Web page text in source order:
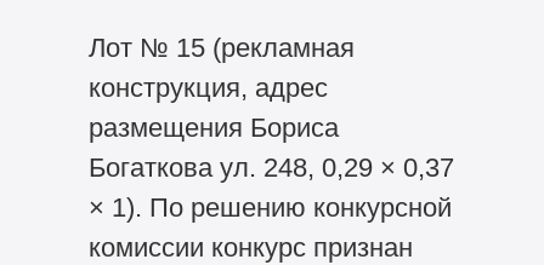
Лот № 15 (рекламная
конструкция, адрес
размещения Бориса
Богаткова ул. 248, 0,29 × 0,37
× 1). По решению конкурсной
комиссии конкурс признан